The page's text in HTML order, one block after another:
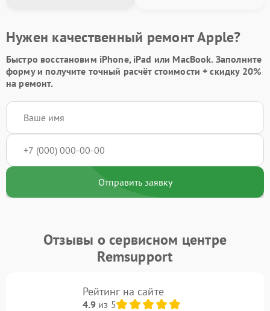
Нужен качественный ремонт Apple?
Быстро восстановим iPhone, iPad или MacBook. Заполните
формуи получите точный расчёт стоимости +скидку 20%
на ремонт.
Отправить заявку
Отзывы о сервисном центре
Remsupport
Рейтинг на сайте
4.9из 5